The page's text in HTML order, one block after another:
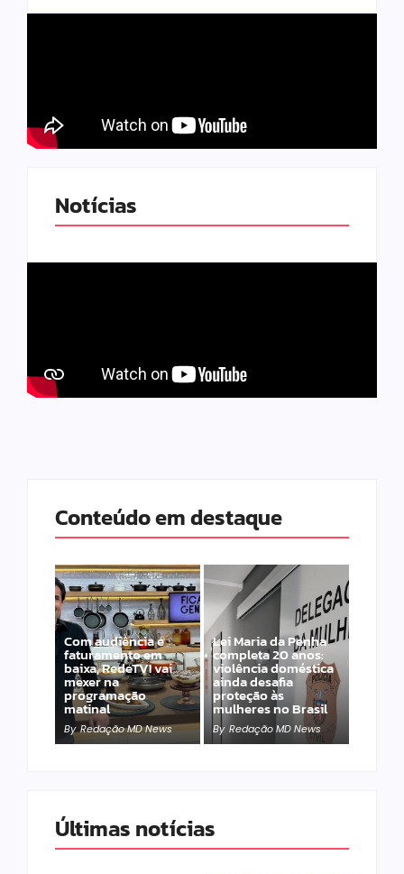
Notícias
Conteúdo em destaque
Com audiência e
faturamento em
baixa, RedeTV! vai
mexer na
programação
matinal
By Redação MD News
Lei Maria da Penha
completa 20 anos:
violência doméstica
ainda desafia
proteção às
mulheres no Brasil
By Redação MD News
Últimas notícias